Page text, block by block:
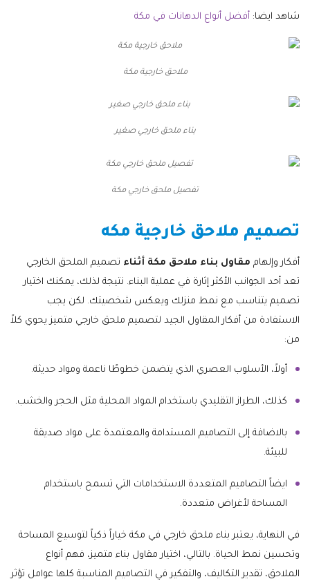
شاهد ايضا: أفضل أنواع الدهانات في مكة
ملاحق خارجية مكة
بناء ملحق خارجي صغير
تفصيل ملحق خارجي مكة
تصميم ملاحق خارجية مكه
أفكار وإلهام مقاول بناء ملاحق مكة أثناء تصميم الملحق الخارجي
تعد أحد الجوانب الأكثر إثارة في عملية البناء. نتيجة لذلك، يمكنك اختيار
تصميم يتناسب مع نمط منزلك ويعكس شخصيتك. لكن يجب
الاستفادة من أفكار المقاول الجيد لتصميم ملحق خارجي متميز يحوي كلاً
من:
أولاً، الأسلوب العصري الذي يتضمن خطوطًا ناعمة ومواد حديثة.
كذلك، الطراز التقليدي باستخدام المواد المحلية مثل الحجر والخشب.
بالاضافة إلى التصاميم المستدامة والمعتمدة على مواد صديقة
للبيئة.
ايضاً التصاميم المتعددة الاستخدامات التي تسمح باستخدام
المساحة لأغراض متعددة.
في النهاية، يعتبر بناء ملحق خارجي في مكة خياراً ذكياً لتوسيع المساحة
وتحسين نمط الحياة. بالتالي، اختيار مقاول بناء متميز، فهم أنواع
الملاحق، تقدير التكاليف، والتفكير في التصاميم المناسبة كلها عوامل تؤثر